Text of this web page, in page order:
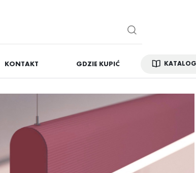
KONTAKT GDZIE KUPIĆ KATALOG
Otrzymasz liczne dodatkowe korzyści:
brak konieczności wprowadzania swoich
możliwość otrzymania rabatów i kuponów